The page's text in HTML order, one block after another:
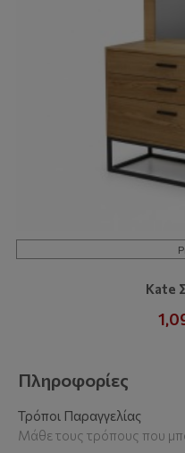
Kate
Πληροφορίες
Τρόποι Παραγγελίας
Μάθε τους τρόπους που